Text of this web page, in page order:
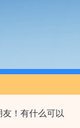
！有什么可以